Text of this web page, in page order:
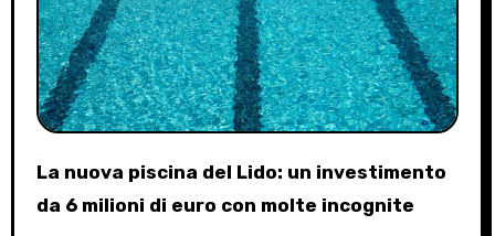
La nuova piscina del Lido: un investimento
da 6 milioni di euro con molte incognite